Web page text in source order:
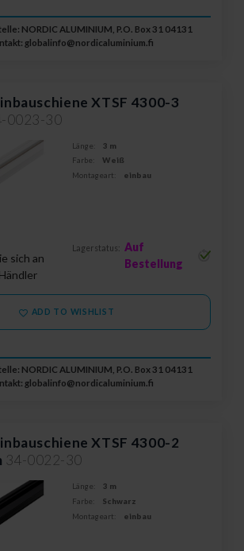
NORDIC ALUMINIUM, P.O. Box 31 04131
globalinfo@nordicaluminium.fi
XTSF 4300-3
0023-30
Länge:
3 m
Farbe:
Weiß
Montageart:
einbau
sich an
Lagerstatus: Auf
Bestellung
ADD TO WISHLIST
NORDIC ALUMINIUM, P.O. Box 31 04131
globalinfo@nordicaluminium.fi
XTSF 4300-2
34-0022-30
Länge:
3 m
Farbe:
Schwarz
Montageart:
einbau